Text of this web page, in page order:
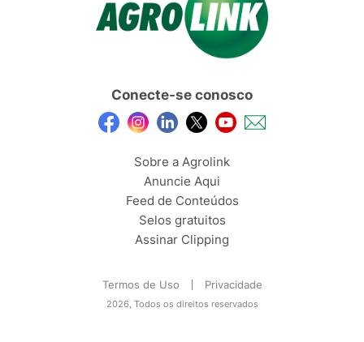
Conecte-se conosco
Sobre a Agrolink
Anuncie Aqui
Feed de Conteúdos
Selos gratuitos
Assinar Clipping
Termos de Uso Privacidade
2026, Todos os direitos reservados